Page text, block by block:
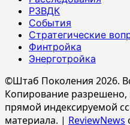
РЗВДК
События
Стратегические
Финтройка
Энерготройка
©Штаб Поколения 2026.
Копирование разрешено,
прямой индексируемой
материала. | ReviewNews